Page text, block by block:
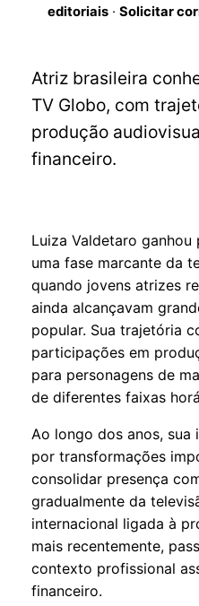
editoriais· Solicitar
Atriz brasileira
TV Globo, com
produção
financeiro.
Luiza Valdetaro
uma fase marcante da
quando jovens atrizes
ainda alcançavam
popular. Sua trajetória
participações em
para personagens de
de diferentes faixas
Ao longo dos anos, sua
por transformações
consolidar presença
gradualmente da
internacional ligada à
mais recentemente,
contexto profissional
financeiro.